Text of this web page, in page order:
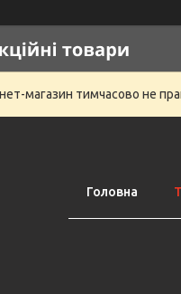
магазин тимчасово не
Головна